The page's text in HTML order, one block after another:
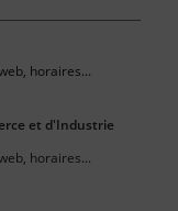
horaires...
et d'Industrie
horaires...